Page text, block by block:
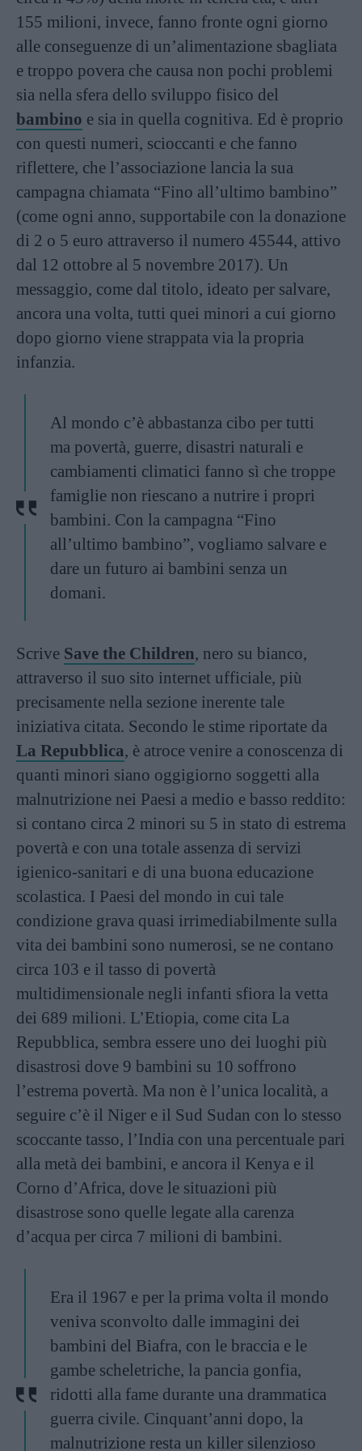
155 milioni, invece, fanno fronte ogni giorno
alle conseguenze di un’alimentazione sbagliata
e troppo povera che causa non pochi problemi
sia nella sfera dello sviluppo fisico del
bambino e sia in quella cognitiva. Ed è proprio
con questi numeri, scioccanti e che fanno
riflettere, che l’associazione lancia la sua
campagna chiamata “Fino all’ultimo bambino”
(come ogni anno, supportabile con la donazione
di 2 o 5 euro attraverso il numero 45544, attivo
dal 12 ottobre al 5 novembre 2017). Un
messaggio, come dal titolo, ideato per salvare,
ancora una volta, tutti quei minori a cui giorno
dopo giorno viene strappata via la propria
infanzia.
Al mondo c’è abbastanza cibo per tutti
ma povertà, guerre, disastri naturali e
cambiamenti climatici fanno sì che troppe
famiglie non riescano a nutrire i propri
bambini. Con la campagna “Fino
all’ultimo bambino”, vogliamo salvare e
dare un futuro ai bambini senza un
domani.
Scrive Save the Children, nero su bianco,
attraverso il suo sito internet ufficiale, più
precisamente nella sezione inerente tale
iniziativa citata. Secondo le stime riportate da
La Repubblica, è atroce venire a conoscenza di
quanti minori siano oggigiorno soggetti alla
malnutrizione nei Paesi a medio e basso reddito:
si contano circa 2 minori su 5 in stato di estrema
povertà e con una totale assenza di servizi
igienico-sanitari e di una buona educazione
scolastica. I Paesi del mondo in cui tale
condizione grava quasi irrimediabilmente sulla
vita dei bambini sono numerosi, se ne contano
circa 103 e il tasso di povertà
multidimensionale negli infanti sfiora la vetta
dei 689 milioni. L’Etiopia, come cita La
Repubblica, sembra essere uno dei luoghi più
disastrosi dove 9 bambini su 10 soffrono
l’estrema povertà. Ma non è l’unica località, a
seguire c’è il Niger e il Sud Sudan con lo stesso
scoccante tasso, l’India con una percentuale pari
alla metà dei bambini, e ancora il Kenya e il
Corno d’Africa, dove le situazioni più
disastrose sono quelle legate alla carenza
d’acqua per circa 7 milioni di bambini.
Era il 1967 e per la prima volta il mondo
veniva sconvolto dalle immagini dei
bambini del Biafra, con le braccia e le
gambe scheletriche, la pancia gonfia,
ridotti alla fame durante una drammatica
guerra civile. Cinquant’anni dopo, la
malnutrizione resta un killer silenzioso